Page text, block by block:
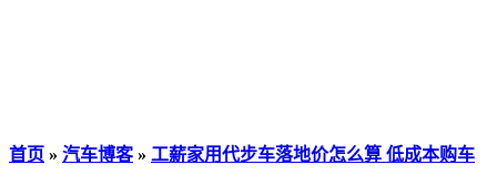
首页 » 汽车博客» 工薪家用代步车落地价怎么算 低成本购车